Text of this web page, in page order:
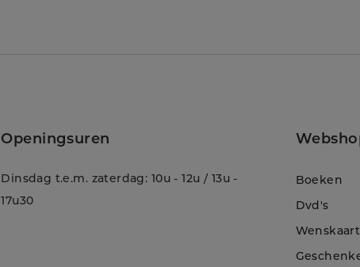
Openingsuren
Dinsdag t.e.m. zaterdag: 10u - 12u / 13u -
17u30
Boeken
Dvd's